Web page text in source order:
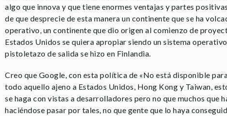
algo que innova y que tiene enormes ventajas y partes
de que desprecie de esta manera un continente que se ha
operativo, un continente que dio origen al comienzo de
Estados Unidos se quiera apropiar siendo un sistema
pistoletazo de salida se hizo en Finlandia.
Creo que Google, con esta política de «No está disponible
todo aquello ajeno a Estados Unidos, Hong Kong y Taiwan,
se haga con vistas a desarrolladores pero no que muchos que
haciéndose pasar por tales, no que gente que lo haya